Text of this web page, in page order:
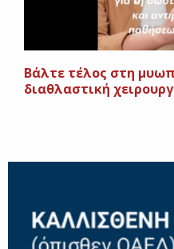
Βάλτε τέλος στη
διαθλαστική